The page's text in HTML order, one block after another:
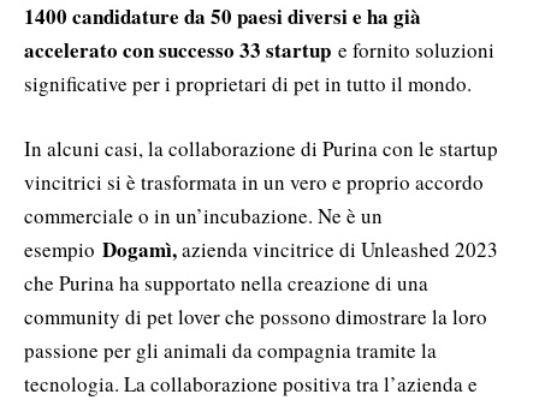
1400 candidature da 50 paesi diversi e ha già
accelerato con successo 33 startup e fornito soluzioni
significative per i proprietari di pet in tutto il mondo.
In alcuni casi, la collaborazione di Purina con le startup
vincitrici si è trasformata in un vero e proprio accordo
commerciale o in un’incubazione. Ne è un
esempio Dogamì,azienda vincitrice di Unleashed 2023
che Purina ha supportato nella creazione di una
community di pet lover che possono dimostrare la loro
passione per gli animali da compagnia tramite la
tecnologia. La collaborazione positiva tra l’azienda e